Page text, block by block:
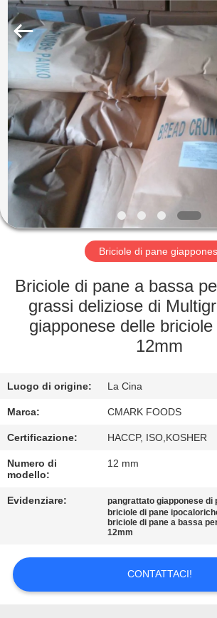
CASA.
PRODOTTI
CHI
SIAMO
VISITA
FABBRICA
CONTROLLO
CONTATTACI
NOTIZIE
CASI
CHIEDI UN
PREVENTIVO
CHINA
MARK
FOODS
TRADING
CO.,LTD..
Reserved.
Briciole di pane
Briciole di pane a bassa
grassi deliziose di
giapponese delle
12mm
Luogo di origine: La Cina
Marca: CMARK FOODS
Certificazione: HACCP, ISO,KOSHER
Numero di
modello:
12 mm
Evidenziare: pangrattato giapponese di
briciole di pane
briciole di pane a bassa
12mm
CONTATTACI!